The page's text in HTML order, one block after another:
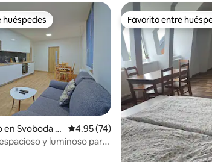
huéspedes
huéspedes
Svoboda n
Calificación promedio: 4.95 de 5;
4.95 (74)
y luminoso para
Favorito entre
Favorito entre